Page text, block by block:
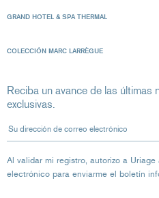
GRAND HOTEL & SPA THERMAL
COLECCIÓN MARC LARRÈGUE
Reciba un avance de las últimas
exclusivas.
Su dirección de correo electrónico
Al validar mi registro, autorizo ​​a
electrónico para enviarme el boletín